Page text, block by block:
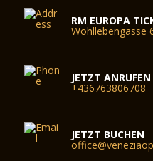
RM EUROPA
Wohllebengasse
JETZT ANRUFEN
+436763806708
JETZT BUCHEN